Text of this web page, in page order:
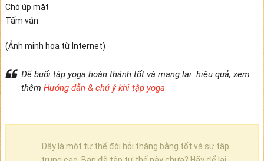
Chó úp mặt
Tấm ván
(Ảnh minh họa từ Internet)
Để buổi tập yoga hoàn thành tốt và mang lại hiệu quả, xem
thêm Hướng dẫn & chú ý khi tập yoga
Đây là một tư thế đòi hỏi thăng bằng tốt và sự tập